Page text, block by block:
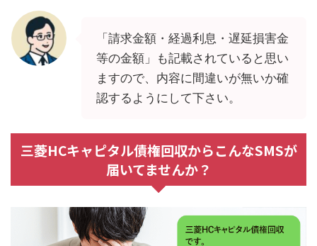
「請求金額・経過利息・遅延損害金
等の金額」も記載されていると思い
ますので、内容に間違いが無いか確
認するようにして下さい。
三菱HCキャピタル債権回収からこんなSMSが
届いてませんか？